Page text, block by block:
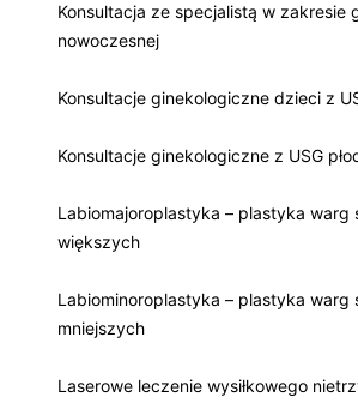
Konsultacja ze specjalistą w zakresie
nowoczesnej
Konsultacje ginekologiczne dzieci z
Konsultacje ginekologiczne z USG
Labiomajoroplastyka – plastyka warg
większych
Labiominoroplastyka – plastyka warg
mniejszych
Laserowe leczenie wysiłkowego